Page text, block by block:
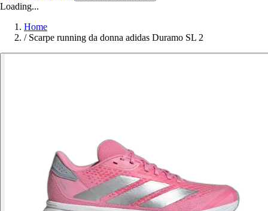
Loading...
Home
/ Scarpe running da donna adidas Duramo SL 2